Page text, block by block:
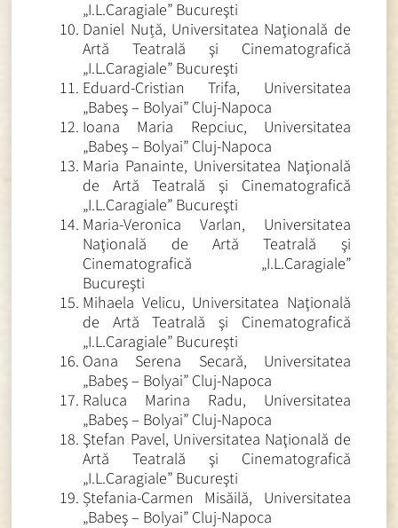
„I.L.Caragiale” Bucureşti
Daniel Nuță, Universitatea Naţională de
Artă Teatrală şi Cinematografică
„I.L.Caragiale” Bucureşti
Eduard-Cristian Trifa, Universitatea
„Babeş – Bolyai” Cluj-Napoca
Ioana Maria Repciuc, Universitatea
„Babeş – Bolyai” Cluj-Napoca
Maria Panainte, Universitatea Naţională
de Artă Teatrală şi Cinematografică
„I.L.Caragiale” Bucureşti
Maria-Veronica Varlan, Universitatea
Naţională de Artă Teatrală şi
Cinematografică „I.L.Caragiale”
Bucureşti
Mihaela Velicu, Universitatea Naţională
de Artă Teatrală şi Cinematografică
„I.L.Caragiale” Bucureşti
Oana Serena Secară, Universitatea
„Babeş – Bolyai” Cluj-Napoca
Raluca Marina Radu, Universitatea
„Babeş – Bolyai” Cluj-Napoca
Ştefan Pavel, Universitatea Naţională de
Artă Teatrală şi Cinematografică
„I.L.Caragiale” Bucureşti
Ștefania-Carmen Misăilă, Universitatea
„Babeş – Bolyai” Cluj-Napoca